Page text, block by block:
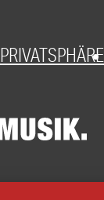
PRIVATSPHÄRE